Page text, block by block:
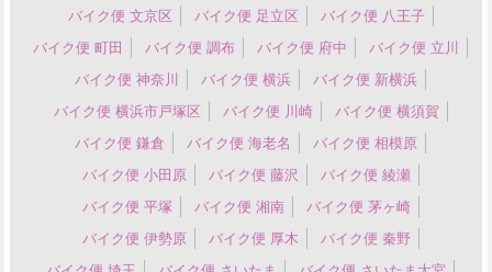
バイク便 文京区
バイク便 足立区
バイク便 八王子
バイク便 町田
バイク便 調布 バイク便 府中
バイク便 立川
バイク便 神奈川
バイク便 横浜
バイク便 新横浜
バイク便 横浜市戸塚区
バイク便 川崎
バイク便 横須賀
バイク便 鎌倉
バイク便 海老名
バイク便 相模原
バイク便 小田原
バイク便 藤沢
バイク便 綾瀬
バイク便 平塚
バイク便 湘南
バイク便 茅ヶ崎
バイク便 伊勢原
バイク便 厚木
バイク便 秦野